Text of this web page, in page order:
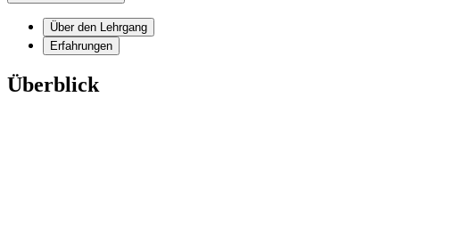
Über den Lehrgang
Erfahrungen
Überblick